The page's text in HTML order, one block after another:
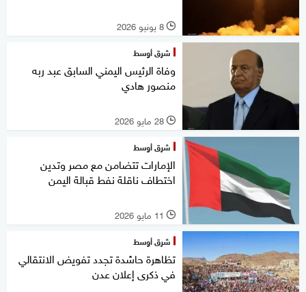
l 8 يونيو 2026
شرق أوسط
وفاة الرئيس اليمني السابق عبد ربه
منصور هادي
l 28 مايو 2026
شرق أوسط
الإمارات تتضامن مع مصر وتدين
اختطاف ناقلة نفط قبالة اليمن
l 11 مايو 2026
شرق أوسط
تظاهرة حاشدة تجدد تفويض الانتقالي
في ذكرى إعلان عدن